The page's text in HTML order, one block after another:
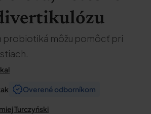
probiotiká môžu pomôcť pri
Overené odborníkom
Turczyński